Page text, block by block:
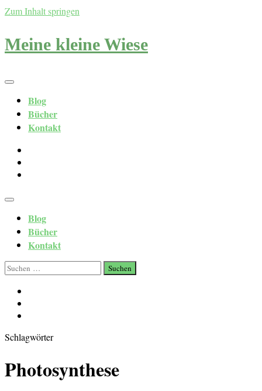
Zum Inhalt springen
Meine kleine Wiese
Blog
Bücher
Kontakt
Blog
Bücher
Kontakt
Suchen
nach:
Schlagwörter
Photosynthese